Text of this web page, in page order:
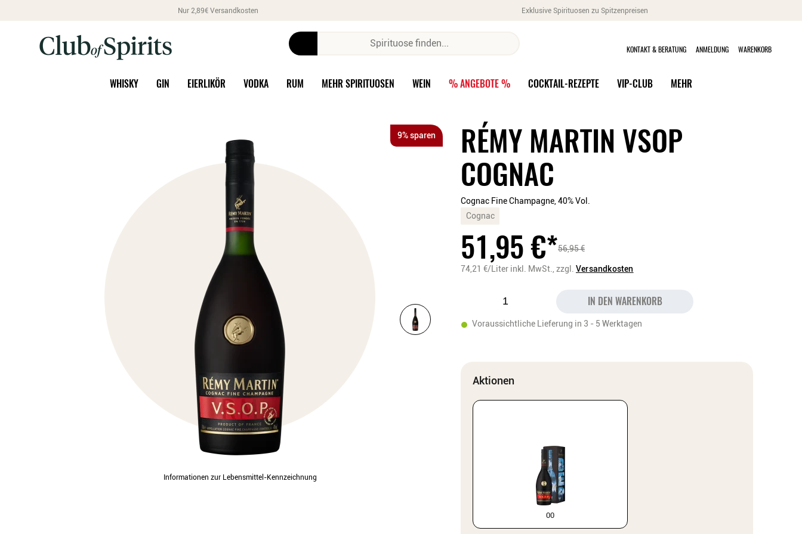
Nur 2,89€ Versandkosten Exklusive Spirituosen zu Spitzenpreisen
KONTAKT & BERATUNG ANMELDUNG WARENKORB
WHISKY GIN EIERLIKÖR VODKA RUM MEHR SPIRITUOSEN WEIN % ANGEBOTE % COCKTAIL-REZEPTE VIP-CLUB MEHR
9% sparen
Informationen zur Lebensmittel-Kennzeichnung
RÉMY MARTIN VSOP
COGNAC
Cognac Fine Champagne, 40% Vol.
Cognac
51,95€*56,95€
74,21 €/Liter inkl. MwSt., zzgl. Versandkosten
IN DEN WARENKORB
Voraussichtliche Lieferung in 3 - 5 Werktagen
Aktionen
00